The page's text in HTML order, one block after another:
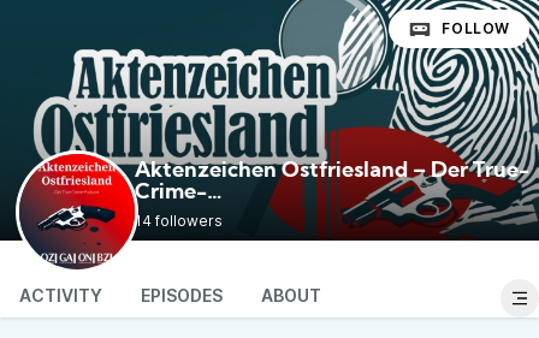
Aktenzeichen Ostfriesland – Der True-
Crime-
Podcast @AktenzeichenOstfriesland
14 followers
FOLLOW
ACTIVITY EPISODES ABOUT